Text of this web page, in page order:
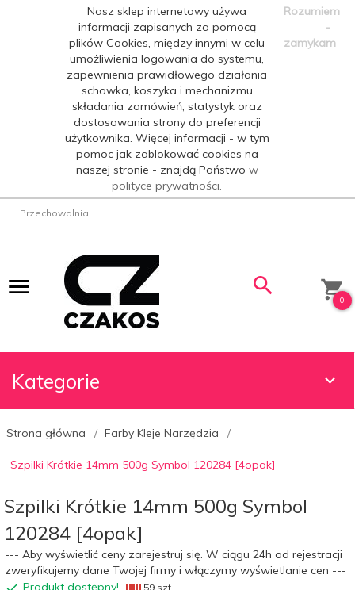
Nasz sklep internetowy używa
informacji zapisanych za pomocą
plików Cookies, między innymi w celu
umożliwienia logowania do systemu,
zapewnienia prawidłowego działania
schowka, koszyka i mechanizmu
składania zamówień, statystyk oraz
dostosowania strony do preferencji
użytkownika. Więcej informacji - w tym
pomoc jak zablokować cookies na
naszej stronie - znajdą Państwo w
polityce prywatności.
Rozumiem
-
zamykam
Przechowalnia
0
Kategorie
Strona główna Farby Kleje Narzędzia
Szpilki Krótkie 14mm 500g Symbol 120284 [4opak]
Szpilki Krótkie 14mm 500g Symbol
120284 [4opak]
--- Aby wyświetlić ceny zarejestruj się. W ciągu 24h od rejestracji
zweryfikujemy dane Twojej firmy i włączymy wyświetlanie cen ---
Produkt dostępny!
59 szt.